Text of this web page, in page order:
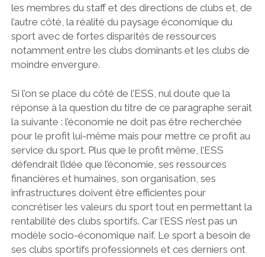
les membres du staff et des directions de clubs et, de
l’autre côté, la réalité du paysage économique du
sport avec de fortes disparités de ressources
notamment entre les clubs dominants et les clubs de
moindre envergure.
Si l’on se place du côté de l’ESS, nul doute que la
réponse à la question du titre de ce paragraphe serait
la suivante : l’économie ne doit pas être recherchée
pour le profit lui-même mais pour mettre ce profit au
service du sport. Plus que le profit même, l’ESS
défendrait l’idée que l’économie, ses ressources
financières et humaines, son organisation, ses
infrastructures doivent être efficientes pour
concrétiser les valeurs du sport tout en permettant la
rentabilité des clubs sportifs. Car l’ESS n’est pas un
modèle socio-économique naïf. Le sport a besoin de
ses clubs sportifs professionnels et ces derniers ont